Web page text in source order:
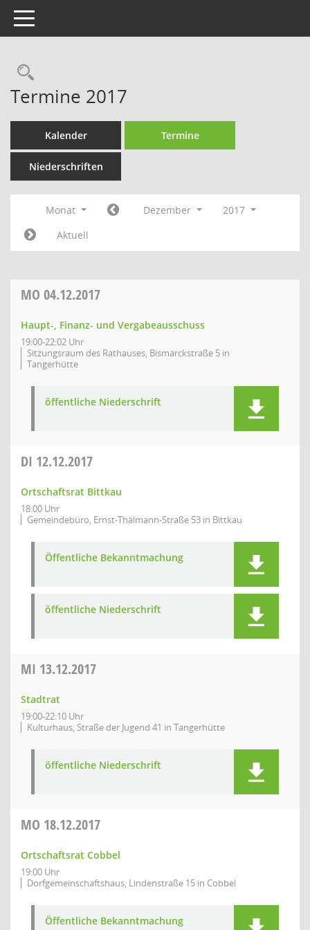
Toggle navigation
Rechercheauswahl
Termine 2017
Kalender Termine
Niederschriften
Monat Dezember
2017
Aktuell
MO 04.12.2017
Haupt-, Finanz- und Vergabeausschuss
19:00-22:02 Uhr
Sitzungsraum des Rathauses, Bismarckstraße 5 in
Tangerhütte
öffentliche Niederschrift
DI 12.12.2017
Ortschaftsrat Bittkau
18:00 Uhr
Gemeindebüro, Ernst-Thälmann-Straße 53 in Bittkau
Öffentliche Bekanntmachung
öffentliche Niederschrift
MI 13.12.2017
Stadtrat
19:00-22:10 Uhr
Kulturhaus, Straße der Jugend 41 in Tangerhütte
öffentliche Niederschrift
MO 18.12.2017
Ortschaftsrat Cobbel
19:00 Uhr
Dorfgemeinschaftshaus, Lindenstraße 15 in Cobbel
Öffentliche Bekanntmachung